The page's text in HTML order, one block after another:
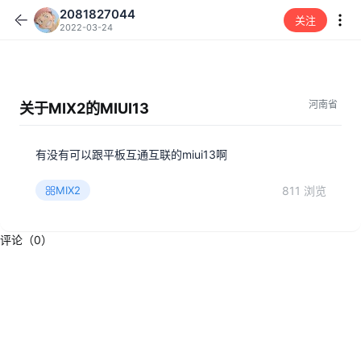
2081827044
2022-03-24
关注
关于MIX2的MIUI13 河南省
有没有可以跟平板互通互联的miui13啊
MIX2 811 浏览
评论（0）